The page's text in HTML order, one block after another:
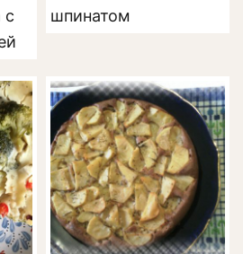
с
шпинатом